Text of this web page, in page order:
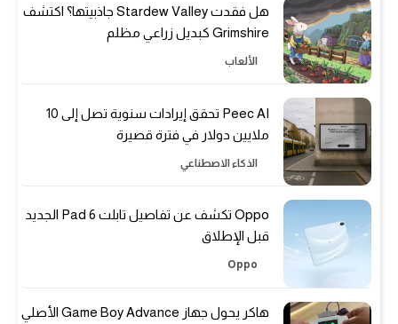
هل فقدت Stardew Valley جاذبيتها؟ اكتشف
Grimshire كبديل زراعي مظلم
الألعاب
Peec AI تحقق إيرادات سنوية تصل إلى 10
ملايين دولار في فترة قصيرة
الذكاء الاصطناعي
Oppo تكشف عن تفاصيل تابلت Pad 6 الجديد
قبل الإطلاق
Oppo
هاكر يحول جهاز Game Boy Advance الأصلي